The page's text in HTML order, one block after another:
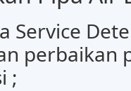
Service
perbaikan
;